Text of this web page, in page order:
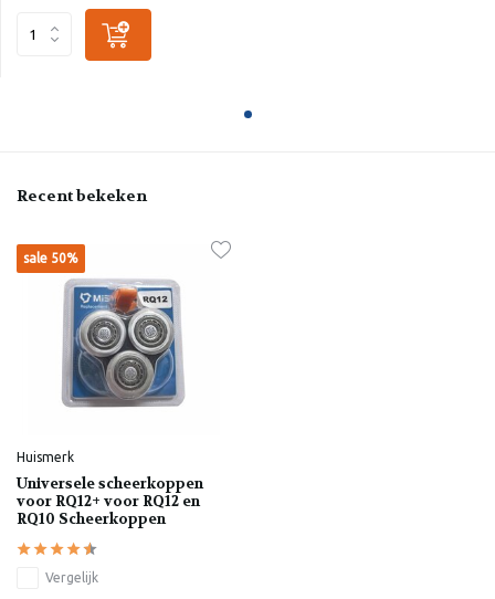
Recent bekeken
sale 50%
Huismerk
Universele scheerkoppen
voor RQ12+ voor RQ12 en
RQ10 Scheerkoppen
Vergelijk